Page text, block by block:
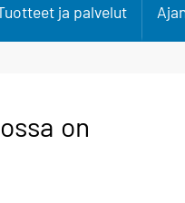
ja palvelut
on